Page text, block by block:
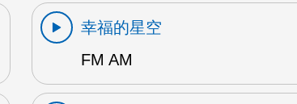
幸福的星空
FM AM